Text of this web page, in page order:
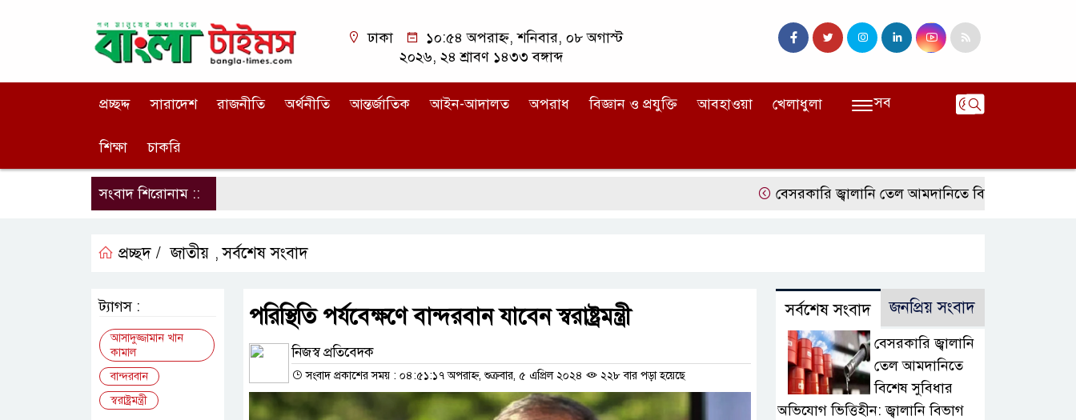
ঢাকা
১০:৫৪ অপরাহ্ন, শনিবার, ০৮ অগাস্ট
২০২৬, ২৪ শ্রাবণ ১৪৩৩ বঙ্গাব্দ
প্রচ্ছদ্দ সারাদেশ রাজনীতি অর্থনীতি আন্তর্জাতিক আইন-আদালত অপরাধ বিজ্ঞান ও প্রযুক্তি আবহাওয়া খেলাধুলা
শিক্ষা চাকরি
সব
সংবাদ শিরোনাম :: বেসরকারি জ্বালানি তেল আমদানিতে বিশেষ সুবিধার অভিযোগ
প্রচ্ছদ / জাতীয় ,সর্বশেষ সংবাদ
পরিস্থিতি পর্যবেক্ষণে বান্দরবান যাবেন স্বরাষ্ট্রমন্ত্রী
নিজস্ব প্রতিবেদক
সংবাদ প্রকাশের সময় : ০৪:৫১:১৭ অপরাহ্ন, শুক্রবার, ৫ এপ্রিল ২০২৪ ২২৮ বার পড়া হয়েছে
ট্যাগস :
আসাদুজ্জামান খান
কামাল
বান্দরবান
স্বরাষ্ট্রমন্ত্রী
সর্বশেষ সংবাদ জনপ্রিয় সংবাদ
বেসরকারি জ্বালানি
তেল আমদানিতে
বিশেষ সুবিধার
অভিযোগ ভিত্তিহীন: জ্বালানি বিভাগ